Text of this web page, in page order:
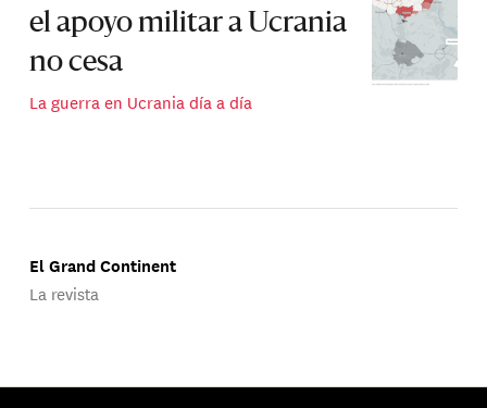
el apoyo militar a Ucrania
no cesa
La guerra en Ucrania día a día
El Grand Continent
La revista